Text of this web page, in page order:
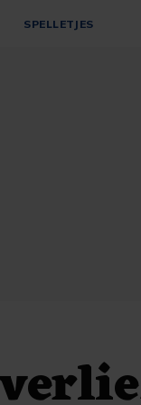
SPELLETJES